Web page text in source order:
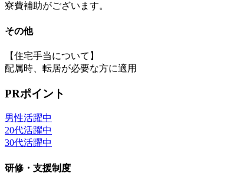
寮費補助がございます。
その他
【住宅手当について】
配属時、転居が必要な方に適用
PRポイント
男性活躍中
20代活躍中
30代活躍中
研修・支援制度